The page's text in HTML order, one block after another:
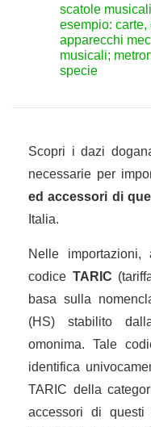
scatole
esempio:
apparecchi
musicali;
specie
Scopri i dazi
necessarie per
ed accessori di
Italia.
Nelle
codice TARIC
basa sulla
(HS) stabilito
omonima. Tale
identifica
TARIC della
accessori di questi